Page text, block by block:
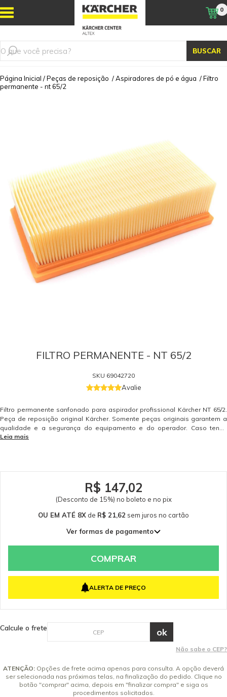
BUSCAR
0
Página Inicial /Peças de reposição /Aspiradores de pó e água /Filtro
permanente - nt 65/2
FILTRO PERMANENTE - NT 65/2
SKU 69042720
Avalie
Filtro permanente sanfonado para aspirador profissional Kärcher NT 65/2.
Peça de reposição original Kärcher. Somente peças originais garantem a
qualidade e a segurança do equipamento e do operador. Caso tenha
dúvidas consulte-nos. Itens Inclusos 01 Filtro Permanente Sanfonado para
Leia mais
R$ 147,02
(Desconto de 15%) no boleto e no pix
OU EM ATÉ 8X de R$ 21,62 sem juros no cartão
Ver formas de pagamento
2x de R$ 86,48 sem juros
5x de R$ 34,59 sem juros
8x de R$ 21,62 sem juros
COMPRAR
ALERTA DE PREÇO
Calcule o frete
Não sabe o CEP?
ATENÇÃO: Opções de frete acima apenas para consulta. A opção deverá
ser selecionada nas próximas telas, na finalização do pedido. Clique no
botão "comprar" acima, depois em "finalizar compra" e siga os
procedimentos solicitados.